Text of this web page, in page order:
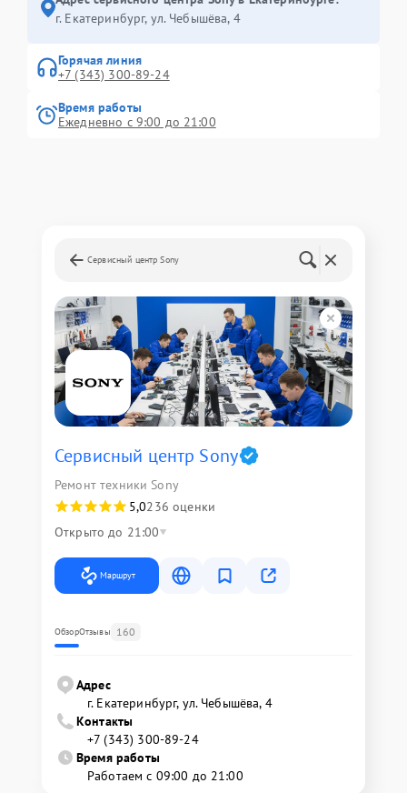
г. Екатеринбург, ул. Чебышёва, 4
Горячая линия
+7 (343) 300-89-24
Время работы
Ежедневно с 9:00 до 21:00
Сервисный центр Sony
Сервисный центр Sony
Ремонт техники Sony
5,0236 оценки
Открыто до 21:00
Маршрут
ОбзорОтзывы 160
Адрес
г. Екатеринбург, ул. Чебышёва, 4
Контакты
+7 (343) 300-89-24
Время работы
Работаем с 09:00 до 21:00